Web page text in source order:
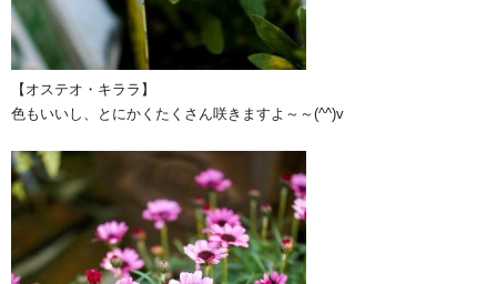
【オステオ・キララ】
色もいいし、とにかくたくさん咲きますよ～～(^^)v